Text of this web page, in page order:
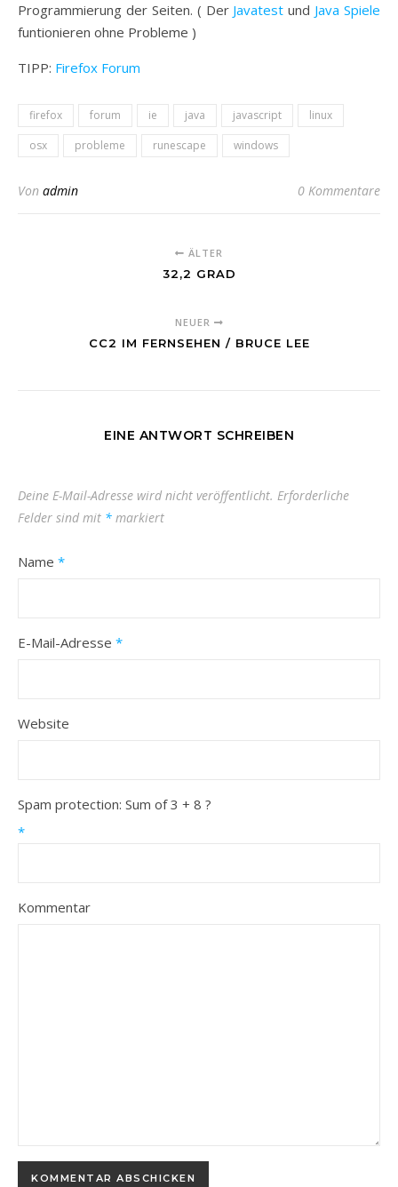
Programmierung der Seiten. ( Der Javatest und Java Spiele
funtionieren ohne Probleme )
TIPP: Firefox Forum
firefox forum ie java javascript
linux
osx
probleme runescape windows
Von admin 0 Kommentare
ÄLTER
32,2 GRAD
NEUER
CC2 IM FERNSEHEN / BRUCE LEE
EINE ANTWORT SCHREIBEN
Deine E-Mail-Adresse wird nicht veröffentlicht. Erforderliche
Felder sind mit * markiert
Name *
E-Mail-Adresse *
Website
Spam protection: Sum of 3 + 8 ?
*
Kommentar